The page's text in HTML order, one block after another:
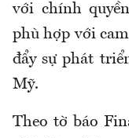
với chính
phù hợp với
đẩy sự phát
Mỹ.
Theo tờ báo